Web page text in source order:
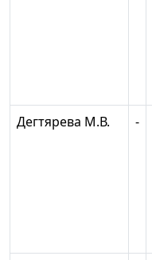
Дегтярева М.В.
-